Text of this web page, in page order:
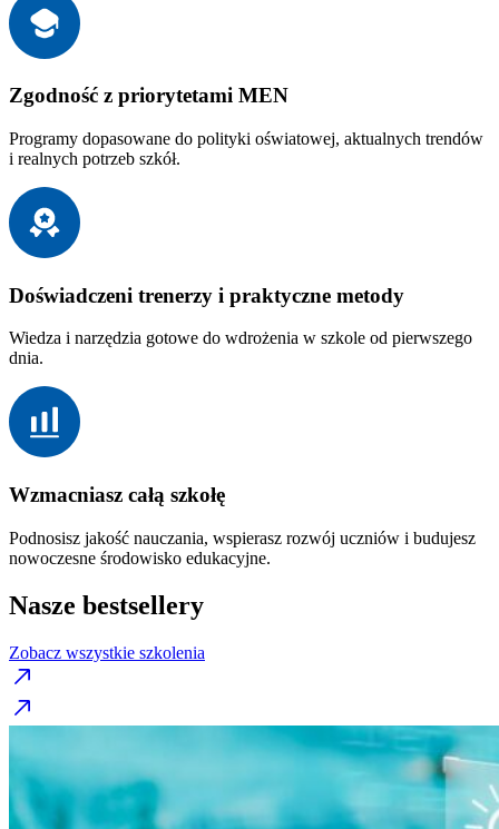
Zgodność z priorytetami MEN
Programy dopasowane do polityki oświatowej, aktualnych trendów
i realnych potrzeb szkół.
Doświadczeni trenerzy i praktyczne metody
Wiedza i narzędzia gotowe do wdrożenia w szkole od pierwszego
dnia.
Wzmacniasz całą szkołę
Podnosisz jakość nauczania, wspierasz rozwój uczniów i budujesz
nowoczesne środowisko edukacyjne.
Nasze bestsellery
Zobacz wszystkie szkolenia